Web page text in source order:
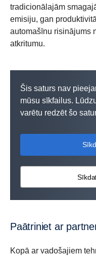
tradicionālajām
emisiju, gan
automašīnu risinājums
atkritumu.
Šis saturs nav
mūsu sīkfailus.
varētu redzēt šo
Paātriniet ar
Kopā ar vadošajiem